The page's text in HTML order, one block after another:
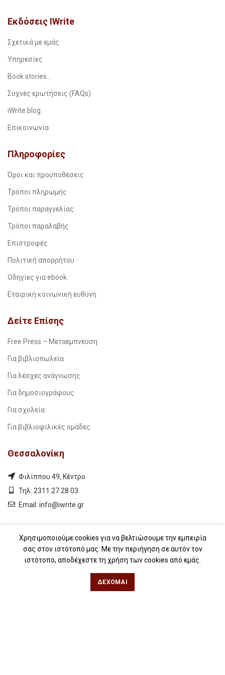
Εκδόσεις IWrite
Σχετικά με εμάς
Υπηρεσίες
Book stories…
Συχνές ερωτήσεις (FAQs)
iWrite.blog
Επικοινωνία
Πληροφορίες
Όροι και προϋποθέσεις
Τρόποι πληρωμής
Τρόποι παραγγελίας
Τρόποι παραλαβής
Επιστροφές
Πολιτική απορρήτου
Οδηγίες για ebook
Εταιρική κοινωνική ευθύνη
Δείτε Επίσης
Free Press – Μεταέμπνευση
Για βιβλιοπωλεία
Για λέσχες ανάγνωσης
Για δημοσιογράφους
Για σχολεία
Για βιβλιοφιλικές ομάδες
Θεσσαλονίκη
Φιλίππου 49, Κέντρο
Τηλ: 2311 27 28 03
Εmail: info@iwrite.gr
Αθήνα
Κωλέττη 15 & Εμ. Μπενάκη, Εξάρχεια
Χρησιμοποιούμε cookies για να βελτιώσουμε την εμπειρία
σας στον ιστότοπό μας. Με την περιήγηση σε αυτόν τον
ιστότοπο, αποδέχεστε τη χρήση των cookies από εμάς.
ΔΈΧΟΜΑΙ